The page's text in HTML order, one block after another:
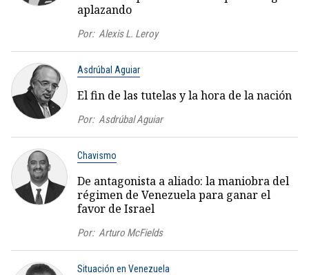
aplazando
Por: Alexis L. Leroy
Asdrúbal Aguiar
El fin de las tutelas y la hora de la nación
Por: Asdrúbal Aguiar
Chavismo
De antagonista a aliado: la maniobra del
régimen de Venezuela para ganar el
favor de Israel
Por: Arturo McFields
Situación en Venezuela